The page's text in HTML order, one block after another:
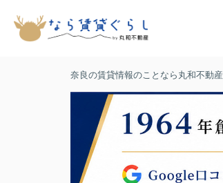
奈良の賃貸情報のことなら丸和不動産